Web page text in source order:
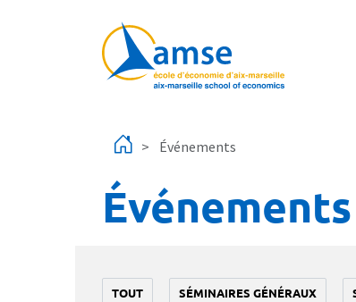
Événements
Événements
TOUT SÉMINAIRES GÉNÉRAUX